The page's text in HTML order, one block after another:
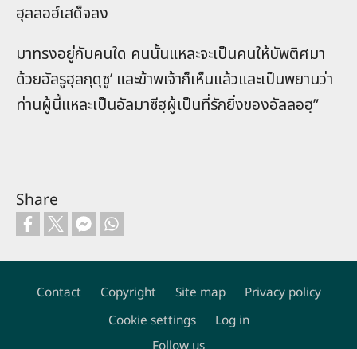
ฮุลลอฮ์เสด็จลง
มาทรงอยู่กับคนใด คนนั้นแหละจะเป็นคนให้บัพติศมา
ด้วยอัลรูฮุลกุดุซู’ และข้าพเจ้าก็เห็นแล้วและเป็นพยานว่า
ท่านผู้นี้แหละเป็นอัลมาซีฮฺผู้เป็นที่รักยิ่งของอัลลอฮฺ”
Share
Footer
Contact Copyright Site map
Privacy policy
Cookie settings
Log in
Follow us